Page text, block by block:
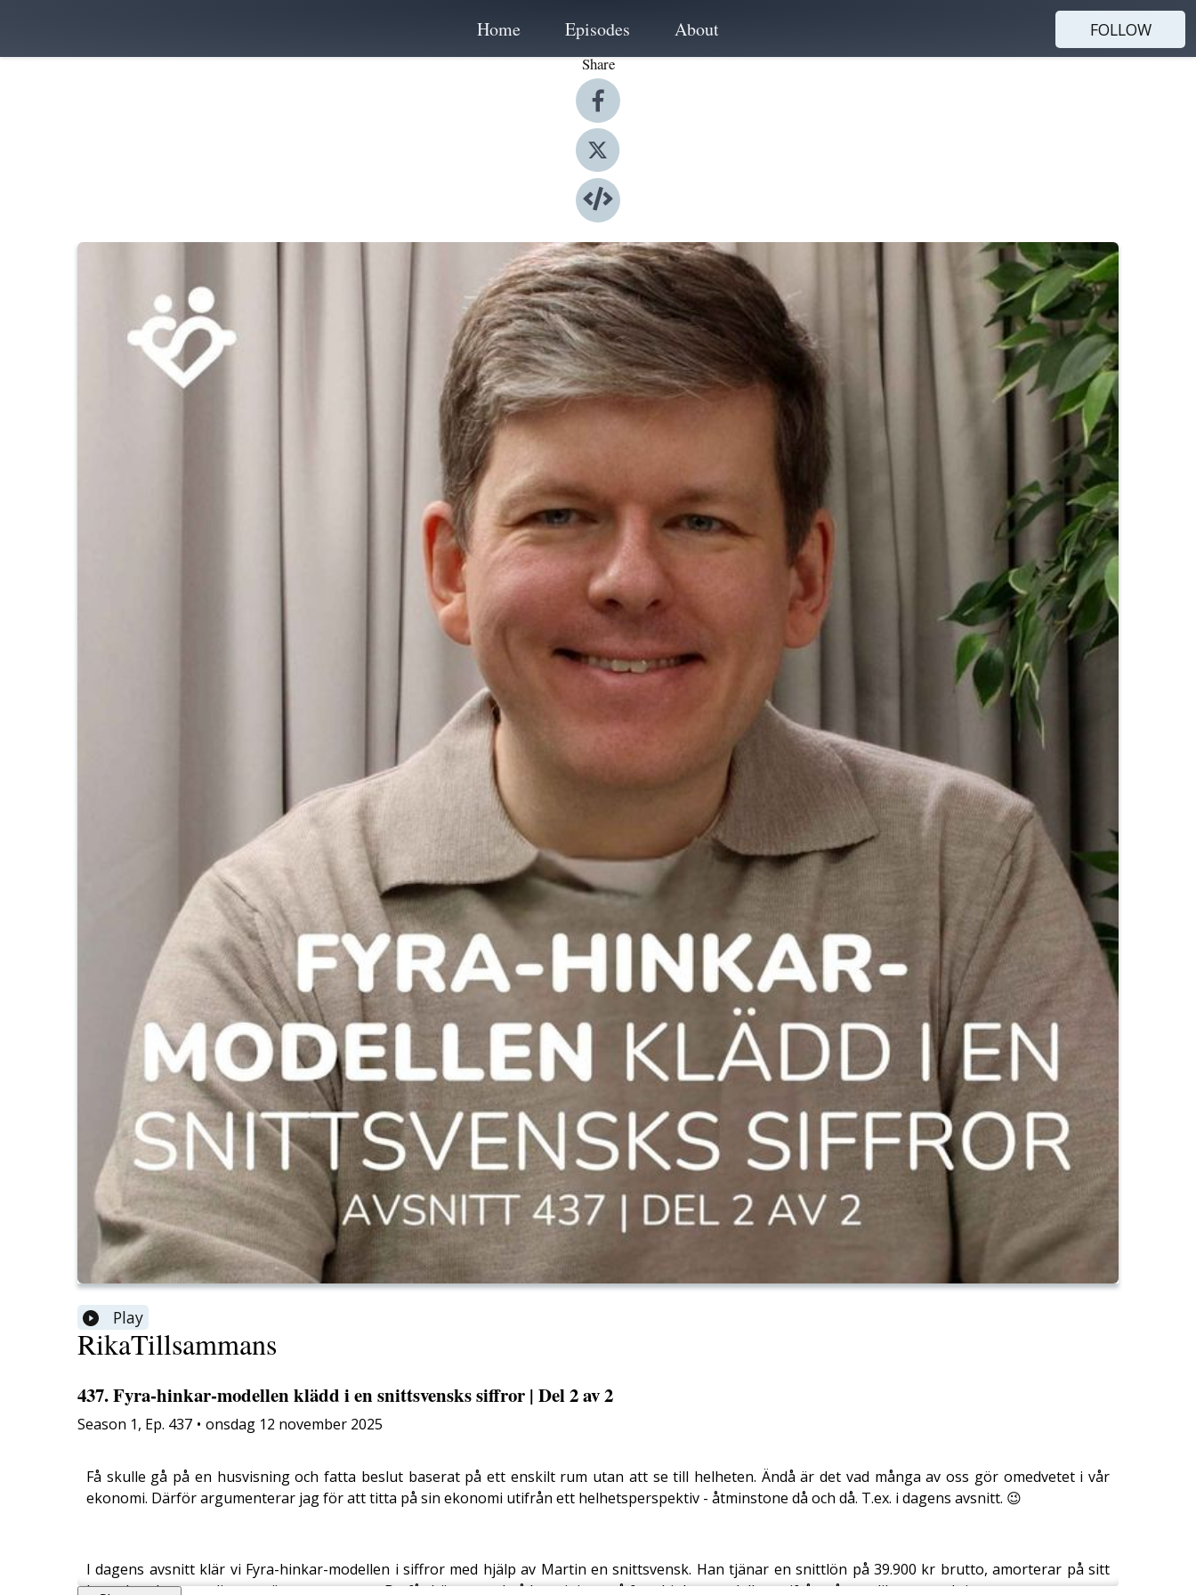
Home Episodes About FOLLOW
Share
Play
RikaTillsammans
437. Fyra-hinkar-modellen klädd i en snittsvensks siffror | Del 2 av 2
Season 1, Ep. 437 • onsdag 12 november 2025
Få skulle gå på en husvisning och fatta beslut baserat på ett enskilt rum utan att se till helheten. Ändå är det vad många av oss gör omedvetet i vår
ekonomi. Därför argumenterar jag för att titta på sin ekonomi utifrån ett helhetsperspektiv - åtminstone då och då. T.ex. i dagens avsnitt. 😉
I dagens avsnitt klär vi Fyra-hinkar-modellen i siffror med hjälp av Martin en snittsvensk. Han tjänar en snittlön på 39.900 kr brutto, amorterar på sitt
boende och sparar lite mer än gemene man. Du får hänga med på hur vi tittar på fyra-hinkar-modellen utifrån några olika perspektiv: